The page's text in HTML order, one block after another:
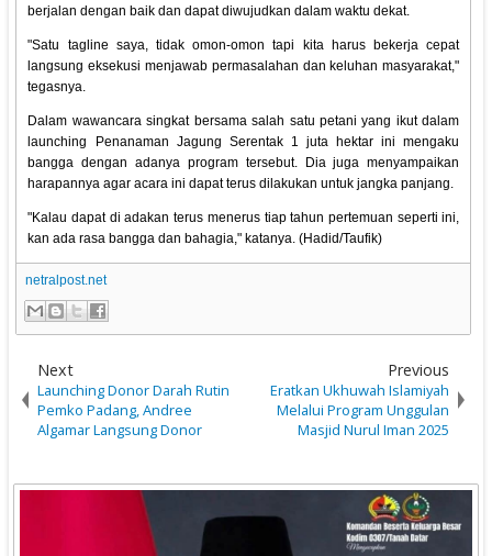
berjalan dengan baik dan dapat diwujudkan dalam waktu dekat.
"Satu tagline saya, tidak omon-omon tapi kita harus bekerja cepat
langsung eksekusi menjawab permasalahan dan keluhan masyarakat,"
tegasnya.
Dalam wawancara singkat bersama salah satu petani yang ikut dalam
launching Penanaman Jagung Serentak 1 juta hektar ini mengaku
bangga dengan adanya program tersebut. Dia juga menyampaikan
harapannya agar acara ini dapat terus dilakukan untuk jangka panjang.
"Kalau dapat di adakan terus menerus tiap tahun pertemuan seperti ini,
kan ada rasa bangga dan bahagia," katanya. (Hadid/Taufik)
netralpost.net
Next
Launching Donor Darah Rutin
Pemko Padang, Andree
Algamar Langsung Donor
Previous
Eratkan Ukhuwah Islamiyah
Melalui Program Unggulan
Masjid Nurul Iman 2025